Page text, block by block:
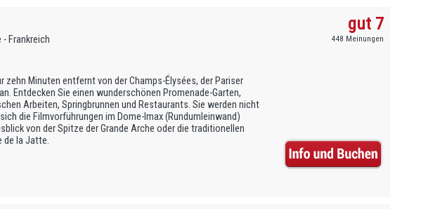
- Frankreich
gut 7
448 Meinungen
zehn Minuten entfernt von der Champs-Élysées, der Pariser
Entdecken Sie einen wunderschönen Promenade-Garten,
Arbeiten, Springbrunnen und Restaurants. Sie werden nicht
die Filmvorführungen im Dome-Imax (Rundumleinwand)
von der Spitze der Grande Arche oder die traditionellen
de la Jatte.